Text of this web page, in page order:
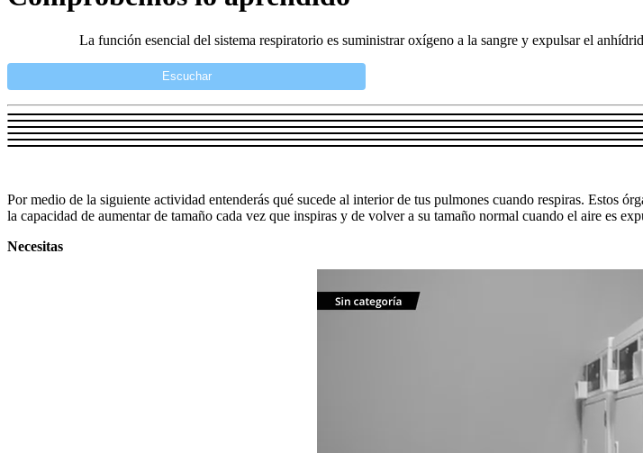
La función esencial del sistema respiratorio es suministrar oxígeno a la sangre y expulsar el
Escuchar
Por medio de la siguiente actividad entenderás qué sucede al interior de tus pulmones cuando respiras. Estos
la capacidad de aumentar de tamaño cada vez que inspiras y de volver a su tamaño normal cuando el aire es
Necesitas